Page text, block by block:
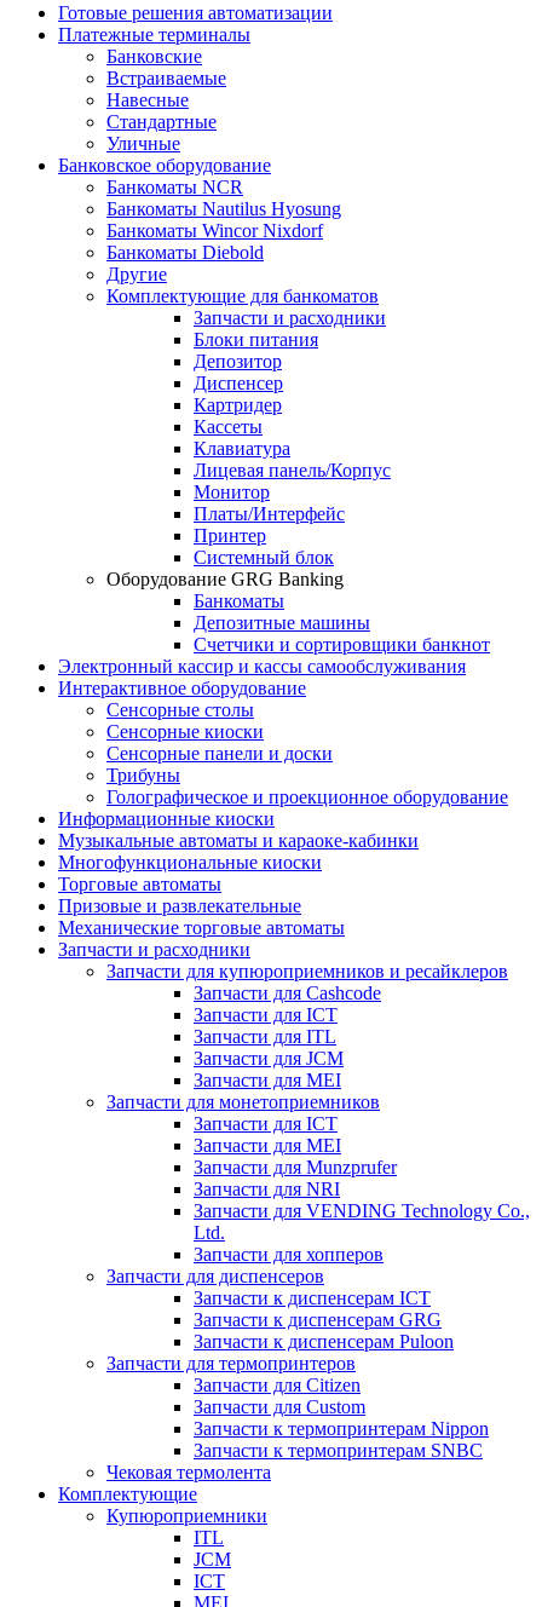
Готовые решения автоматизации
Платежные терминалы
Банковские
Встраиваемые
Навесные
Стандартные
Уличные
Банковское оборудование
Банкоматы NCR
Банкоматы Nautilus Hyosung
Банкоматы Wincor Nixdorf
Банкоматы Diebold
Другие
Комплектующие для банкоматов
Запчасти и расходники
Блоки питания
Депозитор
Диспенсер
Картридер
Кассеты
Клавиатура
Лицевая панель/Корпус
Монитор
Платы/Интерфейс
Принтер
Системный блок
Оборудование GRG Banking
Банкоматы
Депозитные машины
Счетчики и сортировщики банкнот
Электронный кассир и кассы самообслуживания
Интерактивное оборудование
Сенсорные столы
Сенсорные киоски
Сенсорные панели и доски
Трибуны
Голографическое и проекционное оборудование
Информационные киоски
Музыкальные автоматы и караоке-кабинки
Многофункциональные киоски
Торговые автоматы
Призовые и развлекательные
Механические торговые автоматы
Запчасти и расходники
Запчасти для купюроприемников и ресайклеров
Запчасти для Cashcode
Запчасти для ICT
Запчасти для ITL
Запчасти для JCM
Запчасти для MEI
Запчасти для монетоприемников
Запчасти для ICT
Запчасти для MEI
Запчасти для Munzprufer
Запчасти для NRI
Запчасти для VENDING Technology Co.,
Ltd.
Запчасти для хопперов
Запчасти для диспенсеров
Запчасти к диспенсерам ICT
Запчасти к диспенсерам GRG
Запчасти к диспенсерам Puloon
Запчасти для термопринтеров
Запчасти для Citizen
Запчасти для Custom
Запчасти к термопринтерам Nippon
Запчасти к термопринтерам SNBC
Чековая термолента
Комплектующие
Купюроприемники
ITL
JCM
ICT
MEI